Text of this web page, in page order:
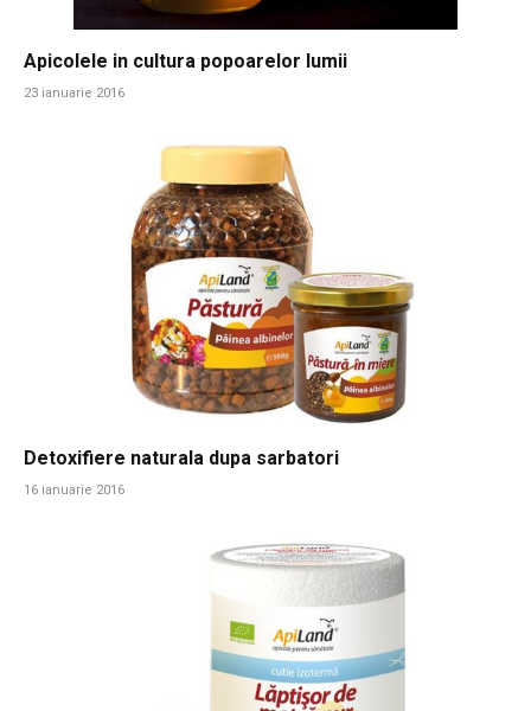
Apicolele in cultura popoarelor lumii
23 ianuarie 2016
Detoxifiere naturala dupa sarbatori
16 ianuarie 2016